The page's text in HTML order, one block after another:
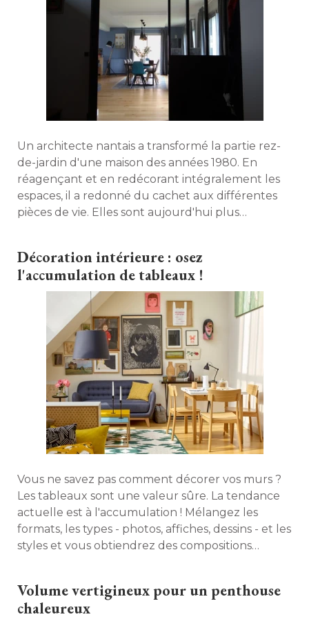
Un architecte nantais a transformé la partie rez-
de-jardin d'une maison des années 1980. En
réagençant et en redécorant intégralement les
espaces, il a redonné du cachet aux différentes
pièces de vie. Elles sont aujourd'hui plus
Décoration intérieure : osez
l'accumulation de tableaux !
Vous ne savez pas comment décorer vos murs ?
Les tableaux sont une valeur sûre. La tendance
actuelle est à l'accumulation ! Mélangez les
formats, les types - photos, affiches, dessins - et les
styles et vous obtiendrez des compositions
Volume vertigineux pour un penthouse
chaleureux